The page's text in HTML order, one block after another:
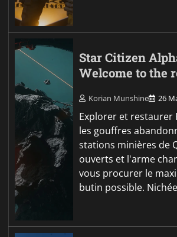
Star Citizen
Welcome to the
Korian Munshine 26
Explorer et restaurer
les gouffres
stations minières de
ouverts et l'arme
vous procurer le
butin possible.